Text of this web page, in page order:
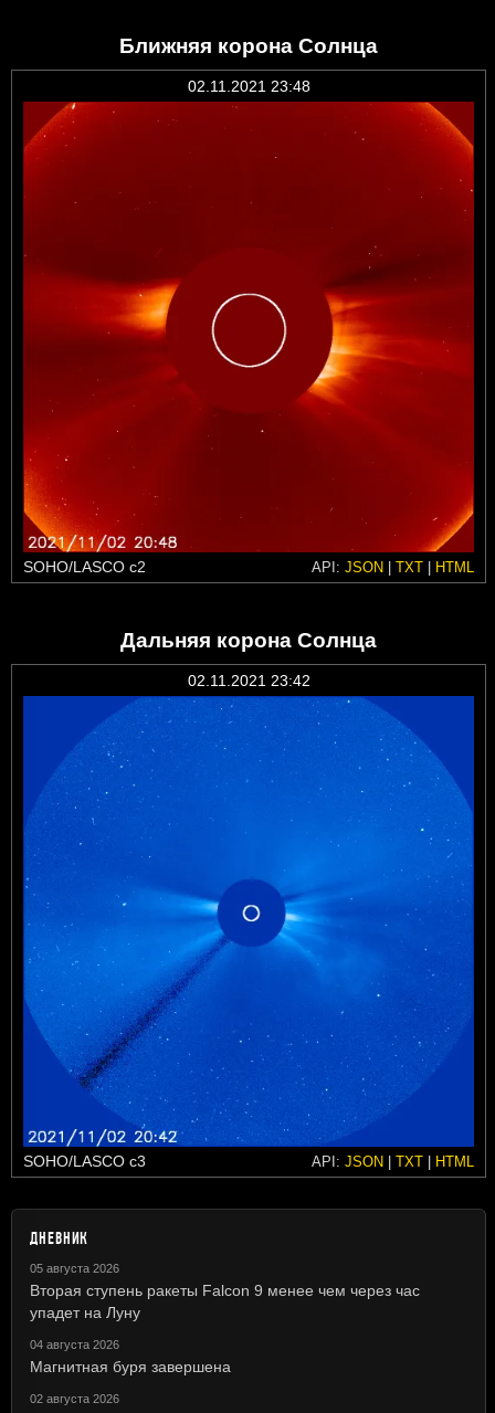
Ближняя корона Солнца
02.11.2021 23:48
SOHO/LASCO c2 API: JSON | TXT | HTML
Дальняя корона Солнца
02.11.2021 23:42
SOHO/LASCO c3 API: JSON | TXT | HTML
ДНЕВНИК
05 августа 2026
Вторая ступень ракеты Falcon 9 менее чем через час
упадет на Луну
04 августа 2026
Магнитная буря завершена
02 августа 2026